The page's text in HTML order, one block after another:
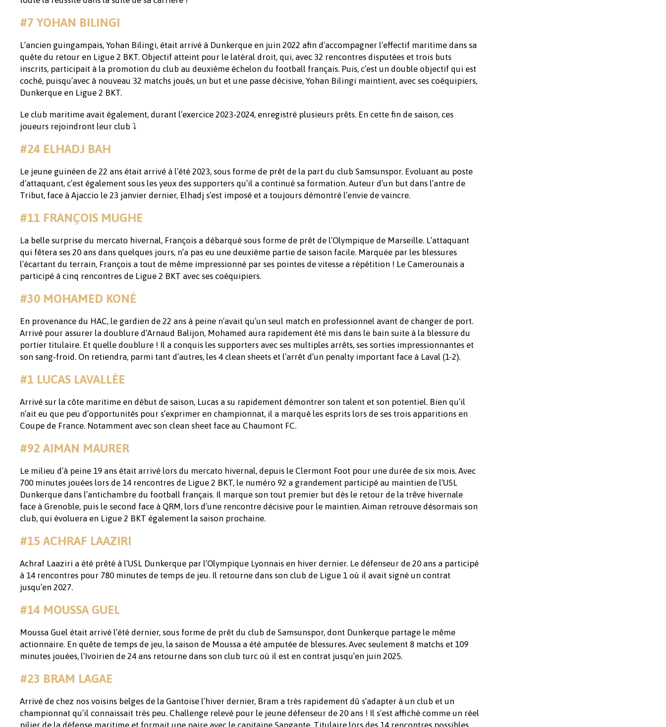
#7 YOHAN BILINGI
L’ancien guingampais, Yohan Bilingi, était arrivé à Dunkerque en juin 2022 afin d’accompagner l’effectif maritime dans sa
quête du retour en Ligue 2 BKT. Objectif atteint pour le latéral droit, qui, avec 32 rencontres disputées et trois buts
inscrits, participait à la promotion du club au deuxième échelon du football français. Puis, c’est un double objectif qui est
coché, puisqu’avec à nouveau 32 matchs joués, un but et une passe décisive, Yohan Bilingi maintient, avec ses coéquipiers,
Dunkerque en Ligue 2 BKT.
Le club maritime avait également, durant l’exercice 2023-2024, enregistré plusieurs prêts. En cette fin de saison, ces
joueurs rejoindront leur club ⤵️
#24 ELHADJ BAH
Le jeune guinéen de 22 ans était arrivé à l’été 2023, sous forme de prêt de la part du club Samsunspor. Evoluant au poste
d’attaquant, c’est également sous les yeux des supporters qu’il a continué sa formation. Auteur d’un but dans l’antre de
Tribut, face à Ajaccio le 23 janvier dernier, Elhadj s’est imposé et a toujours démontré l’envie de vaincre.
#11 FRANÇOIS MUGHE
La belle surprise du mercato hivernal, François a débarqué sous forme de prêt de l’Olympique de Marseille. L’attaquant
qui fêtera ses 20 ans dans quelques jours, n’a pas eu une deuxième partie de saison facile. Marquée par les blessures
l’écartant du terrain, François a tout de même impressionné par ses pointes de vitesse a répétition ! Le Camerounais a
participé à cinq rencontres de Ligue 2 BKT avec ses coéquipiers.
#30 MOHAMED KONÉ
En provenance du HAC, le gardien de 22 ans à peine n’avait qu’un seul match en professionnel avant de changer de port.
Arrivé pour assurer la doublure d’Arnaud Balijon, Mohamed aura rapidement été mis dans le bain suite à la blessure du
portier titulaire. Et quelle doublure ! Il a conquis les supporters avec ses multiples arrêts, ses sorties impressionnantes et
son sang-froid. On retiendra, parmi tant d’autres, les 4 clean sheets et l’arrêt d’un penalty important face à Laval (1-2).
#1 LUCAS LAVALLÉE
Arrivé sur la côte maritime en début de saison, Lucas a su rapidement démontrer son talent et son potentiel. Bien qu’il
n’ait eu que peu d’opportunités pour s’exprimer en championnat, il a marqué les esprits lors de ses trois apparitions en
Coupe de France. Notamment avec son clean sheet face au Chaumont FC.
#92 AIMAN MAURER
Le milieu d’à peine 19 ans était arrivé lors du mercato hivernal, depuis le Clermont Foot pour une durée de six mois. Avec
700 minutes jouées lors de 14 rencontres de Ligue 2 BKT, le numéro 92 a grandement participé au maintien de l’USL
Dunkerque dans l’antichambre du football français. Il marque son tout premier but dès le retour de la trêve hivernale
face à Grenoble, puis le second face à QRM, lors d’une rencontre décisive pour le maintien. Aiman retrouve désormais son
club, qui évoluera en Ligue 2 BKT également la saison prochaine.
#15 ACHRAF LAAZIRI
Achraf Laaziri a été prêté à l’USL Dunkerque par l’Olympique Lyonnais en hiver dernier. Le défenseur de 20 ans a participé
à 14 rencontres pour 780 minutes de temps de jeu. Il retourne dans son club de Ligue 1 où il avait signé un contrat
jusqu’en 2027.
#14 MOUSSA GUEL
Moussa Guel était arrivé l’été dernier, sous forme de prêt du club de Samsunspor, dont Dunkerque partage le même
actionnaire. En quête de temps de jeu, la saison de Moussa a été amputée de blessures. Avec seulement 8 matchs et 109
minutes jouées, l’Ivoirien de 24 ans retourne dans son club turc où il est en contrat jusqu’en juin 2025.
#23 BRAM LAGAE
Arrivé de chez nos voisins belges de la Gantoise l’hiver dernier, Bram a très rapidement dû s’adapter à un club et un
championnat qu’il connaissait très peu. Challenge relevé pour le jeune défenseur de 20 ans ! Il s’est affiché comme un réel
pilier de la défense maritime et formait une paire avec le capitaine Sangante. Titulaire lors des 14 rencontres possibles